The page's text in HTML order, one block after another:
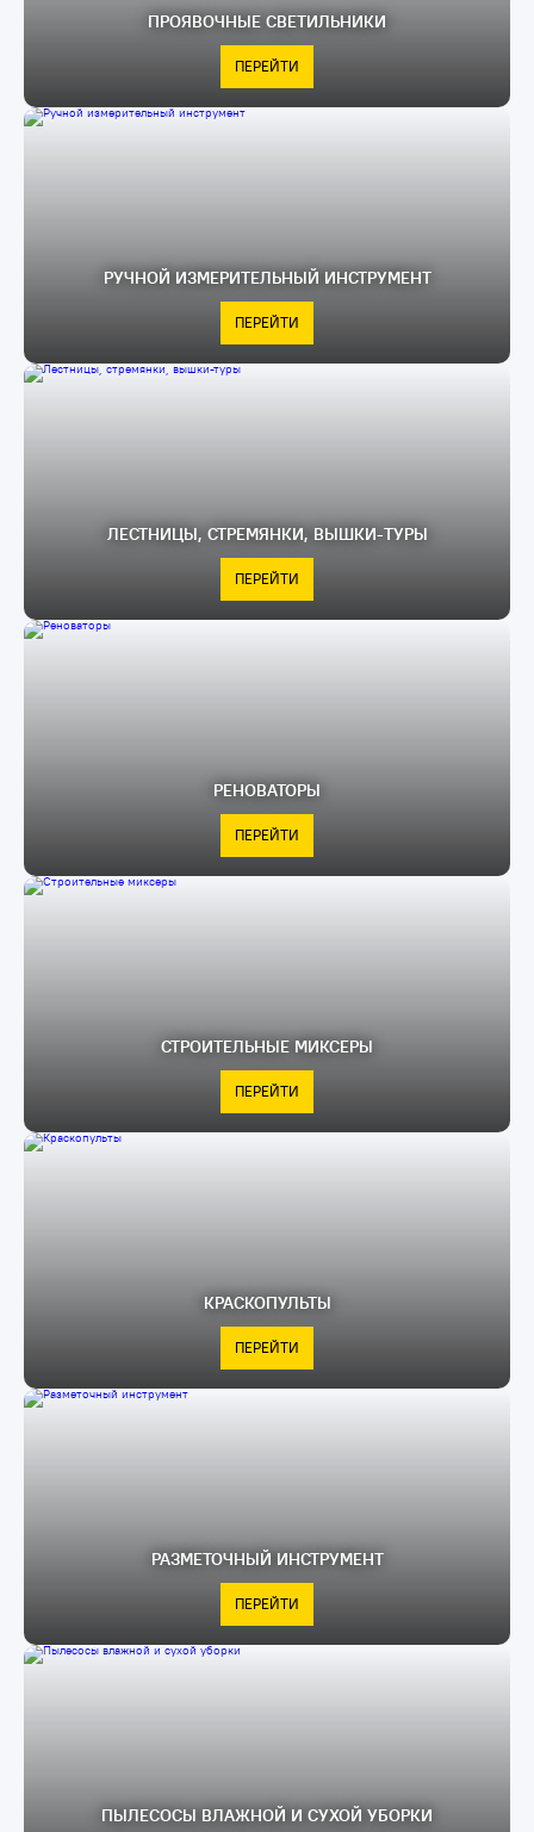
ПРОЯВОЧНЫЕ СВЕТИЛЬНИКИ
ПЕРЕЙТИ
РУЧНОЙ ИЗМЕРИТЕЛЬНЫЙ ИНСТРУМЕНТ
ПЕРЕЙТИ
ЛЕСТНИЦЫ, СТРЕМЯНКИ, ВЫШКИ-ТУРЫ
ПЕРЕЙТИ
РЕНОВАТОРЫ
ПЕРЕЙТИ
СТРОИТЕЛЬНЫЕ МИКСЕРЫ
ПЕРЕЙТИ
КРАСКОПУЛЬТЫ
ПЕРЕЙТИ
РАЗМЕТОЧНЫЙ ИНСТРУМЕНТ
ПЕРЕЙТИ
ПЫЛЕСОСЫ ВЛАЖНОЙ И СУХОЙ УБОРКИ